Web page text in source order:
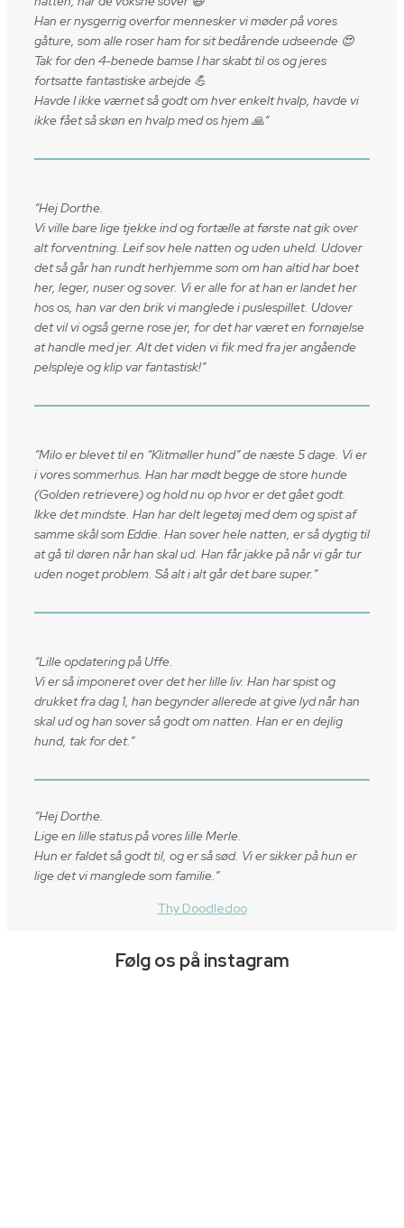
Han er nysgerrig overfor mennesker vi møder på vores
gåture, som alle roser ham for sit bedårende udseende 😍
Tak for den 4-benede bamse I har skabt til os og jeres
fortsatte fantastiske arbejde 💪
Havde I ikke værnet så godt om hver enkelt hvalp, havde vi
ikke fået så skøn en hvalp med os hjem 🙏“
“Hej Dorthe.
Vi ville bare lige tjekke ind og fortælle at første nat gik over
alt forventning. Leif sov hele natten og uden uheld. Udover
det så går han rundt herhjemme som om han altid har boet
her, leger, nuser og sover. Vi er alle for at han er landet her
hos os, han var den brik vi manglede i puslespillet. Udover
det vil vi også gerne rose jer, for det har været en fornøjelse
at handle med jer. Alt det viden vi fik med fra jer angående
pelspleje og klip var fantastisk!”
“Milo er blevet til en “Klitmøller hund” de næste 5 dage. Vi er
i vores sommerhus. Han har mødt begge de store hunde
(Golden retrievere) og hold nu op hvor er det gået godt.
Ikke det mindste. Han har delt legetøj med dem og spist af
samme skål som Eddie. Han sover hele natten, er så dygtig til
at gå til døren når han skal ud. Han får jakke på når vi går tur
uden noget problem. Så alt i alt går det bare super.”
“Lille opdatering på Uffe.
Vi er så imponeret over det her lille liv. Han har spist og
drukket fra dag 1, han begynder allerede at give lyd når han
skal ud og han sover så godt om natten. Han er en dejlig
hund, tak for det.”
“Hej Dorthe.
Lige en lille status på vores lille Merle.
Hun er faldet så godt til, og er så sød. Vi er sikker på hun er
lige det vi manglede som familie.”
Thy Doodledoo
Følg os på instagram